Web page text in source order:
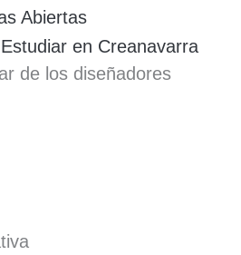
Abiertas
en Creanavarra
de los diseñadores